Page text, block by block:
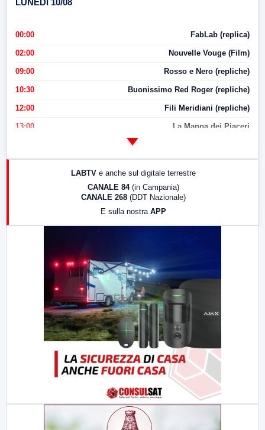
LUNEDI 10/08
00:00 FabLab (replica)
02:00 Nouvelle Vouge (Film)
09:00 Rosso e Nero (repliche)
10:30 Buonissimo Red Roger (repliche)
12:00 Fili Meridiani (repliche)
13:00 La Mappa dei Piaceri
LABTV e anche sul digitale terrestre
CANALE 84 (in Campania)
CANALE 268 (DDT Nazionale)
E sulla nostra APP